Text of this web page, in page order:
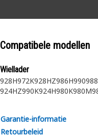
Compatibele modellen
Wiellader
928H972K928HZ986H990
924HZ990K924H980K980M
Garantie-informatie
Retourbeleid